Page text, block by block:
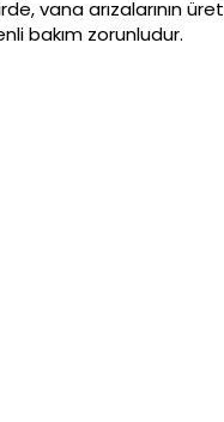
vana arızalarının
bakım zorunludur.